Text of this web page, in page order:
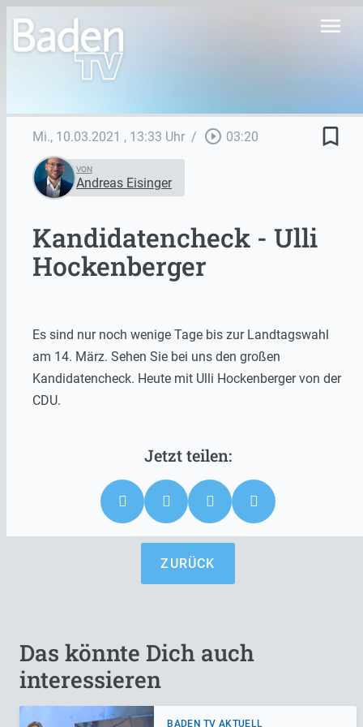
menu
Mi., 10.03.2021 , 13:33 Uhr / play_circle_outline 03:20 bookmark_border
VON
Andreas Eisinger
Kandidatencheck - Ulli
Hockenberger
Es sind nur noch wenige Tage bis zur Landtagswahl
am 14. März. Sehen Sie bei uns den großen
Kandidatencheck. Heute mit Ulli Hockenberger von der
CDU.
ZURÜCK
Das könnte Dich auch
interessieren
BADEN TV AKTUELL